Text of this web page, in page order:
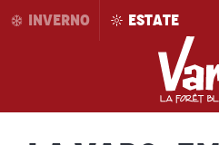
AllerINVERNO ESTATE